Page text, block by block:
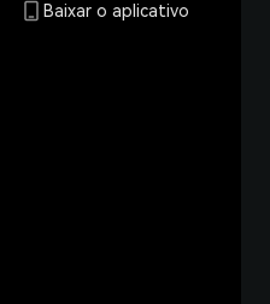
Baixar o aplicativo